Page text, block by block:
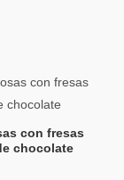
con fresas
chocolate